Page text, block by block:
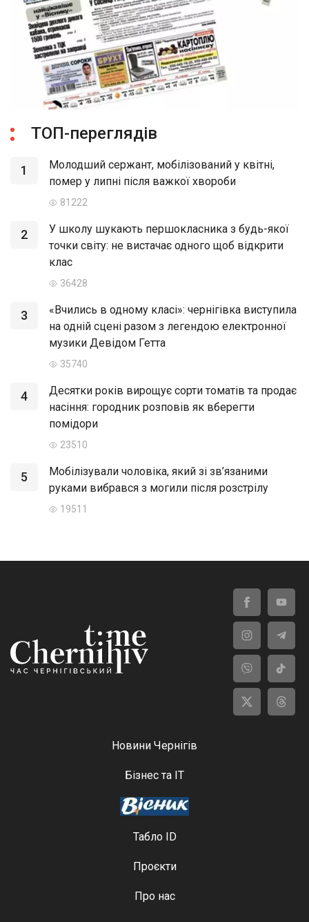
ТОП-переглядів
1
Молодший сержант, мобілізований у квітні,
помер у липні після важкої хвороби
81222
2
У школу шукають першокласника з будь-якої
точки світу: не вистачає одного щоб відкрити
клас
36428
3
«Вчились в одному класі»: чернігівка виступила
на одній сцені разом з легендою електронної
музики Девідом Гетта
35740
4
Десятки років вирощує сорти томатів та продає
насіння: городник розповів як вберегти
помідори
23510
5
Мобілізували чоловіка, який зі зв’язаними
руками вибрався з могили після розстрілу
19511
Новини Чернігів
Бізнес та ІТ
Табло ID
Проєкти
Про нас